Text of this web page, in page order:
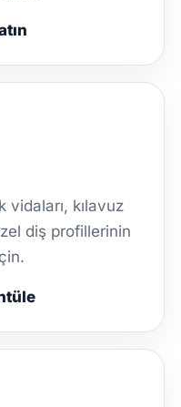
vidaları, kılavuz
diş profillerinin